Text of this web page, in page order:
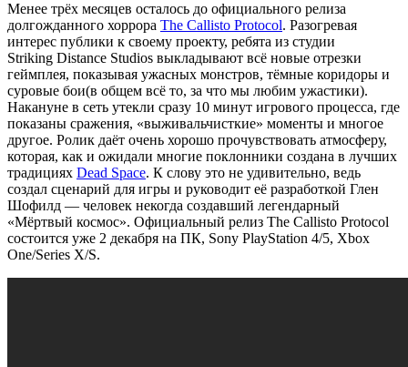
Менее трёх месяцев осталось до официального релиза
долгожданного хоррора The Callisto Protocol. Разогревая
интерес публики к своему проекту, ребята из студии
Striking Distance Studios выкладывают всё новые отрезки
геймплея, показывая ужасных монстров, тёмные коридоры и
суровые бои(в общем всё то, за что мы любим ужастики).
Накануне в сеть утекли сразу 10 минут игрового процесса, где
показаны сражения, «выживальчисткие» моменты и многое
другое. Ролик даёт очень хорошо прочувствовать атмосферу,
которая, как и ожидали многие поклонники создана в лучших
традициях Dead Space. К слову это не удивительно, ведь
создал сценарий для игры и руководит её разработкой Глен
Шофилд — человек некогда создавший легендарный
«Мёртвый космос». Официальный релиз The Callisto Protocol
состоится уже 2 декабря на ПК, Sony PlayStation 4/5, Xbox
One/Series X/S.